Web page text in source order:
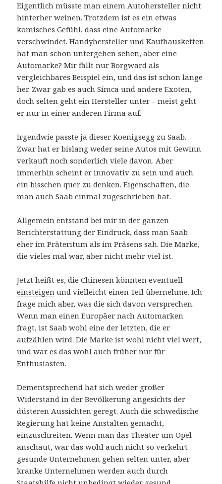
Eigentlich müsste man einem Autohersteller nicht
hinterher weinen. Trotzdem ist es ein etwas
komisches Gefühl, dass eine Automarke
verschwindet. Handyhersteller und Kaufhausketten
hat man schon untergehen sehen, aber eine
Automarke? Mir fällt nur Borgward als
vergleichbares Beispiel ein, und das ist schon lange
her. Zwar gab es auch Simca und andere Exoten,
doch selten geht ein Hersteller unter – meist geht
er nur in einer anderen Firma auf.
Irgendwie passte ja dieser Koenigsegg zu Saab.
Zwar hat er bislang weder seine Autos mit Gewinn
verkauft noch sonderlich viele davon. Aber
immerhin scheint er innovativ zu sein und auch
ein bisschen quer zu denken. Eigenschaften, die
man auch Saab einmal zugeschrieben hat.
Allgemein entstand bei mir in der ganzen
Berichterstattung der Eindruck, dass man Saab
eher im Präteritum als im Präsens sah. Die Marke,
die vieles mal war, aber nicht mehr viel ist.
Jetzt heißt es,die Chinesen könnten eventuell
einsteigen und vielleicht einen Teil übernehme. Ich
frage mich aber, was die sich davon versprechen.
Wenn man einen Europäer nach Automarken
fragt, ist Saab wohl eine der letzten, die er
aufzählen wird. Die Marke ist wohl nicht viel wert,
und war es das wohl auch früher nur für
Enthusiasten.
Dementsprechend hat sich weder großer
Widerstand in der Bevölkerung angesichts der
düsteren Aussichten geregt. Auch die schwedische
Regierung hat keine Anstalten gemacht,
einzuschreiten. Wenn man das Theater um Opel
anschaut, war das wohl auch nicht so verkehrt –
gesunde Unternehmen gehen selten unter, aber
kranke Unternehmen werden auch durch